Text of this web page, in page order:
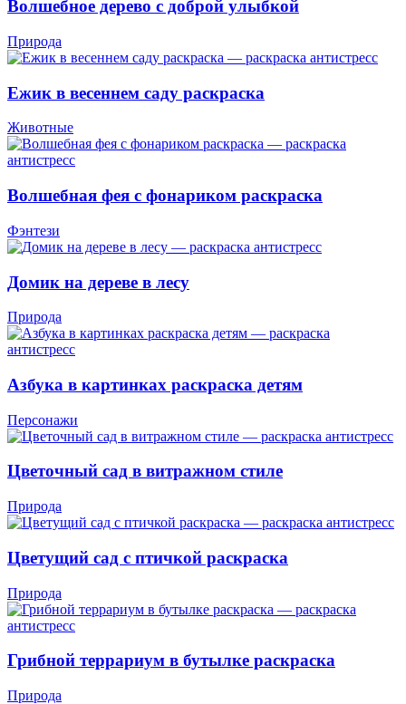
Волшебное дерево с доброй улыбкой
Природа
Ежик в весеннем саду раскраска
Животные
Волшебная фея с фонариком раскраска
Фэнтези
Домик на дереве в лесу
Природа
Азбука в картинках раскраска детям
Персонажи
Цветочный сад в витражном стиле
Природа
Цветущий сад с птичкой раскраска
Природа
Грибной террариум в бутылке раскраска
Природа